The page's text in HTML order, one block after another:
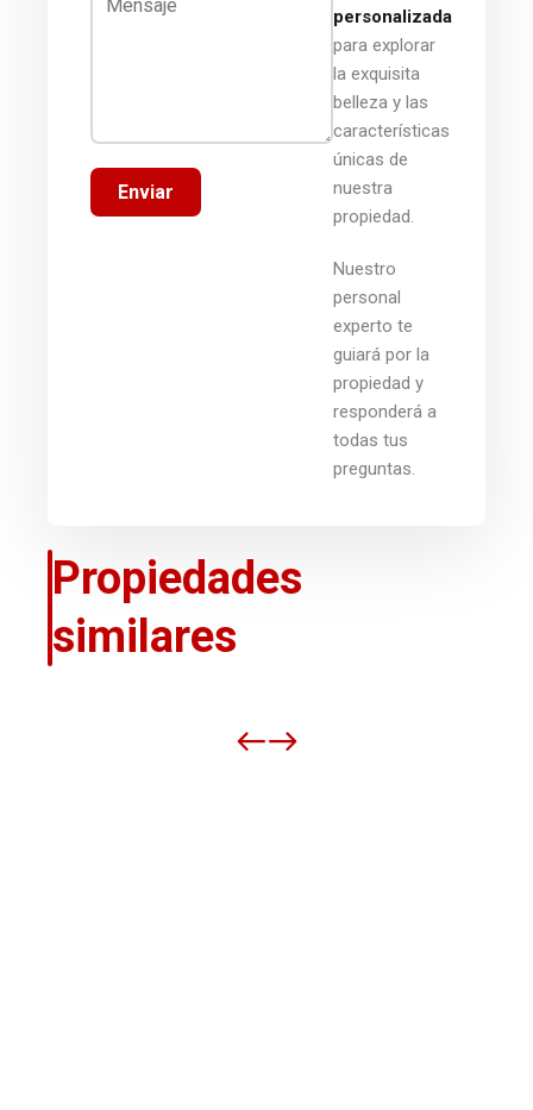
Enviar
personalizada
para explorar
la exquisita
belleza y las
características
únicas de
nuestra
propiedad.
Nuestro
personal
experto te
guiará por la
propiedad y
responderá a
todas tus
preguntas.
Propiedades
similares